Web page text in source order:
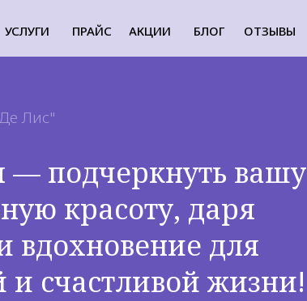
ОТЗЫВЫ
БЛОГ
АКЦИИ
ПРАЙС
УСЛУГИ
подчеркнуть вашу
красоту, даря
вдохновение для
счастливой жизни!
Лис"